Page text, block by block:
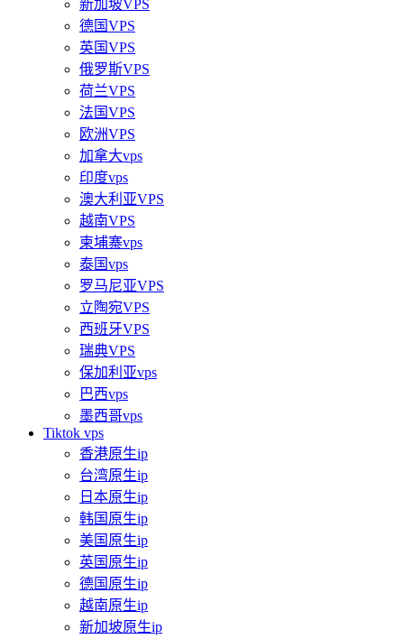
新加坡VPS
德国VPS
英国VPS
俄罗斯VPS
荷兰VPS
法国VPS
欧洲VPS
加拿大vps
印度vps
澳大利亚VPS
越南VPS
柬埔寨vps
泰国vps
罗马尼亚VPS
立陶宛VPS
西班牙VPS
瑞典VPS
保加利亚vps
巴西vps
墨西哥vps
Tiktok vps
香港原生ip
台湾原生ip
日本原生ip
韩国原生ip
美国原生ip
英国原生ip
德国原生ip
越南原生ip
新加坡原生ip